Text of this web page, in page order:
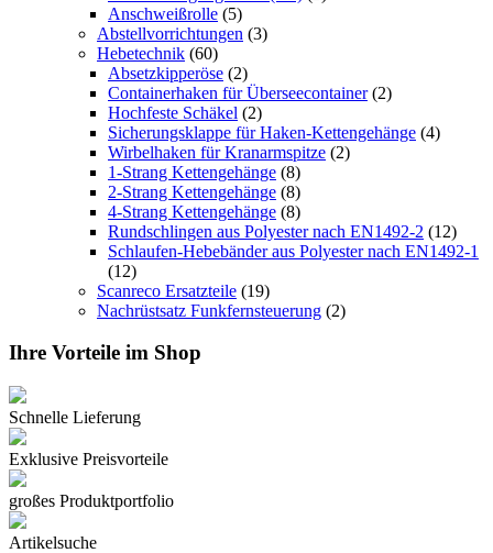
Anschweißrolle (5)
Abstellvorrichtungen (3)
Hebetechnik (60)
Absetzkipperöse (2)
Containerhaken für Überseecontainer (2)
Hochfeste Schäkel (2)
Sicherungsklappe für Haken-Kettengehänge (4)
Wirbelhaken für Kranarmspitze (2)
1-Strang Kettengehänge (8)
2-Strang Kettengehänge (8)
4-Strang Kettengehänge (8)
Rundschlingen aus Polyester nach EN1492-2 (12)
Schlaufen-Hebebänder aus Polyester nach EN1492-1
(12)
Scanreco Ersatzteile (19)
Nachrüstsatz Funkfernsteuerung (2)
Ihre Vorteile im Shop
Schnelle Lieferung
Exklusive Preisvorteile
großes Produktportfolio
Artikelsuche